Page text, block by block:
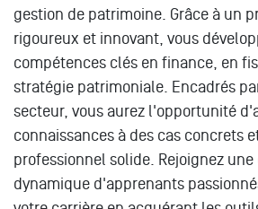
gestion de patrimoine. Grâce à un
rigoureux et innovant, vous
compétences clés en finance, en
stratégie patrimoniale. Encadrés
secteur, vous aurez l'opportunité
connaissances à des cas concrets
professionnel solide. Rejoignez
dynamique d'apprenants